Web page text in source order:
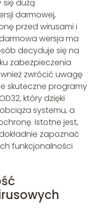
się dużą
darmowej,
przed wirusami i
wersja ma
decyduje się na
zabezpieczenia
zwrócić uwagę
skuteczne programy
który dzięki
systemu, a
Istotne jest,
zapoznać
funkcjonalności